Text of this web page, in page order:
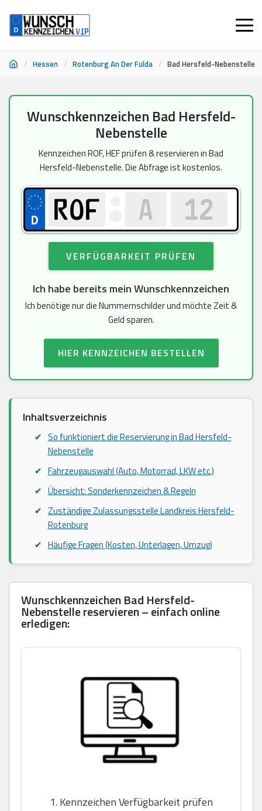
/ Hessen / Rotenburg An Der Fulda / Bad Hersfeld-Nebenstelle
InhaltWunschkennzeichen Bad Hersfeld-
Nebenstelle
Kennzeichen ROF, HEF prüfen & reservieren in Bad
Hersfeld-Nebenstelle. Die Abfrage ist kostenlos.
VERFÜGBARKEIT PRÜFEN
Ich habe bereits mein Wunschkennzeichen
Ich benötige nur die Nummernschilder und möchte Zeit &
Geld sparen.
HIER KENNZEICHEN BESTELLEN
Inhaltsverzeichnis
So funktioniert die Reservierung in Bad Hersfeld-
Nebenstelle
Fahrzeugauswahl (Auto, Motorrad, LKW etc.)
Übersicht: Sonderkennzeichen & Regeln
Zuständige Zulassungsstelle Landkreis Hersfeld-
Rotenburg
Häufige Fragen (Kosten, Unterlagen, Umzug)
Wunschkennzeichen Bad Hersfeld-
Nebenstelle reservieren – einfach online
erledigen:
1. Kennzeichen Verfügbarkeit prüfen